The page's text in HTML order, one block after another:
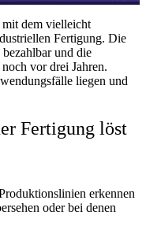
dem vielleicht
Fertigung. Die
und die
vor drei Jahren.
liegen und
Fertigung löst
erkennen
oder bei denen